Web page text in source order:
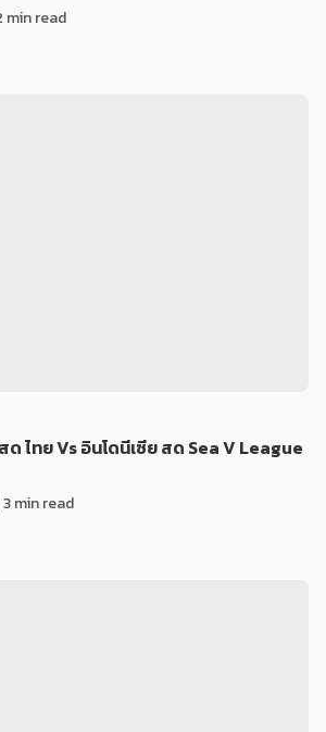
min read
ไทย Vs อินโดนีเซีย สด Sea V League
3 min read